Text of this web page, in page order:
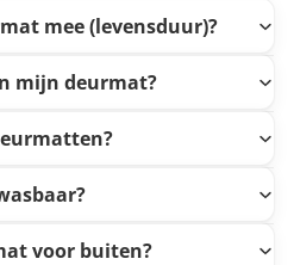
mee (levensduur)?
mijn deurmat?
voor buiten?